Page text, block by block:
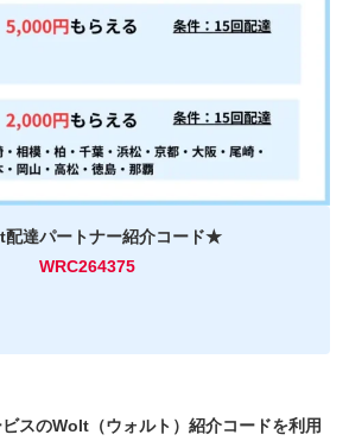
達パートナー紹介コード★
WRC264375
スのWolt（ウォルト）紹介コードを利用